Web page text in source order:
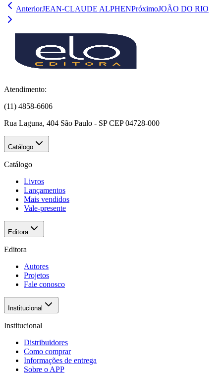
AnteriorJEAN-CLAUDE ALPHENPróximoJOÃO DO RIO
Atendimento:
(11) 4858-6606
Rua Laguna, 404 São Paulo - SP CEP 04728-000
Catálogo
Catálogo
Livros
Lançamentos
Mais vendidos
Vale-presente
Editora
Editora
Autores
Projetos
Fale conosco
Institucional
Institucional
Distribuidores
Como comprar
Informações de entrega
Sobre o APP